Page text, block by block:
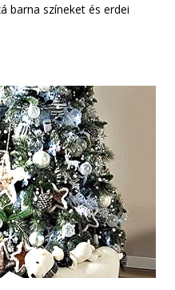
barna színeket és erdei